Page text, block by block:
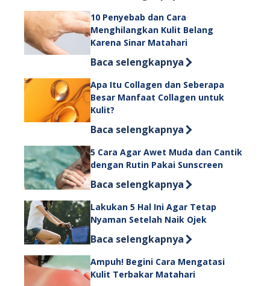
10 Penyebab dan Cara
Menghilangkan Kulit Belang
Karena Sinar Matahari
Discover more about 10 Penyebab
Baca selengkapnya
Apa Itu Collagen dan Seberapa
Besar Manfaat Collagen untuk
Kulit?
Discover more about Apa Itu
Baca selengkapnya
5 Cara Agar Awet Muda dan Cantik
dengan Rutin Pakai Sunscreen
Discover more about 5 Cara Agar
Baca selengkapnya
Lakukan 5 Hal Ini Agar Tetap
Nyaman Setelah Naik Ojek
Discover more about Lakukan 5 Hal
Baca selengkapnya
Ampuh! Begini Cara Mengatasi
Kulit Terbakar Matahari